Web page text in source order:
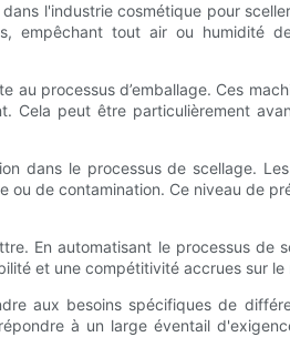
l'industrie cosmétique pour
empêchant tout air ou humidité
au processus d’emballage. Ces
Cela peut être particulièrement
dans le processus de scellage.
de contamination. Ce niveau de
En automatisant le processus de
et une compétitivité accrues sur le
aux besoins spécifiques de
à un large éventail